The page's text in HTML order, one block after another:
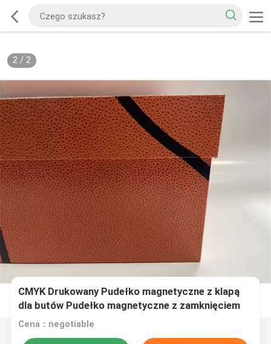
2/ 2
CMYK Drukowany Pudełko magnetyczne z klapą
dla butów Pudełko magnetyczne z zamknięciem
Cena：negotiable